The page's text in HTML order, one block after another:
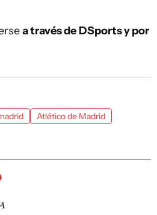
a través de DSports y por
Atlético de Madrid